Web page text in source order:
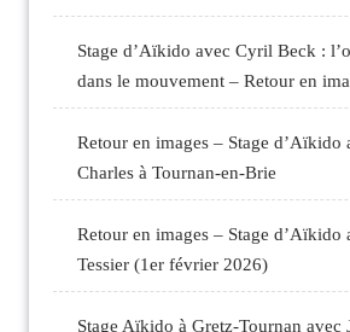
Stage d’Aïkido avec Cyril Beck :
dans le mouvement – Retour en
Retour en images – Stage d’Aïkido
Charles à Tournan-en-Brie
Retour en images – Stage d’Aïkido
Tessier (1er février 2026)
Stage Aïkido à Gretz-Tournan avec